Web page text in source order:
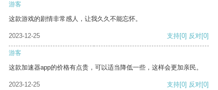
游客
这款游戏的剧情非常感人，让我久久不能忘怀。
2023-12-25 支持[0] 反对[0]
游客
这款加速器app的价格有点贵，可以适当降低一些，这样会更加亲民。
2023-12-25 支持[0] 反对[0]